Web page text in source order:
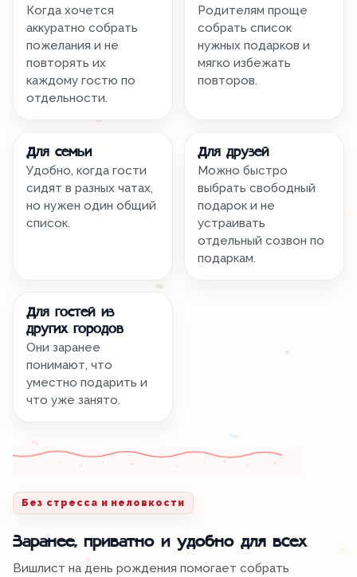
Когда хочется
аккуратно собрать
пожелания и не
повторять их
каждому гостю по
отдельности.
Родителям проще
собрать список
нужных подарков и
мягко избежать
повторов.
Для семьи
Удобно, когда гости
сидят в разных чатах,
но нужен один общий
список.
Для друзей
Можно быстро
выбрать свободный
подарок и не
устраивать
отдельный созвон по
подаркам.
Для гостей из
других городов
Они заранее
понимают, что
уместно подарить и
что уже занято.
Без стресса и неловкости
Заранее, приватно и удобно для всех
Вишлист на день рождения помогает собрать